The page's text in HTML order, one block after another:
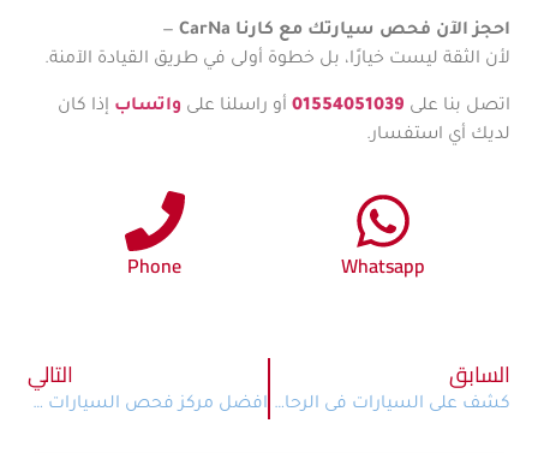
احجز الآن فحص سيارتك مع كارنا CarNa
—
لأن الثقة ليست خيارًا، بل خطوة أولى في طريق القيادة الآمنة.
اتصل بنا على 01554051039 أو راسلنا على واتساب إذا كان
لديك أي استفسار.
Phone Whatsapp
السابق
كشف على السيارات فى الرحاب | فحص ميداني يصل إلى باب منزلك
التالي
افضل مركز فحص السيارات في حدائق اكتوبر 01554051039